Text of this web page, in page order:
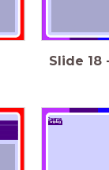
Slide 18
Paarse
vrijdag